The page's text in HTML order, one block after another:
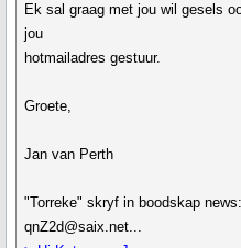
Ek sal graag met jou wil gesels
jou
hotmailadres gestuur.
Groete,
Jan van Perth
"Torreke" skryf in boodskap
qnZ2d@saix.net...